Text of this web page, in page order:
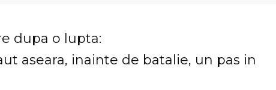
dupa o lupta:
aseara, inainte de batalie, un pas in